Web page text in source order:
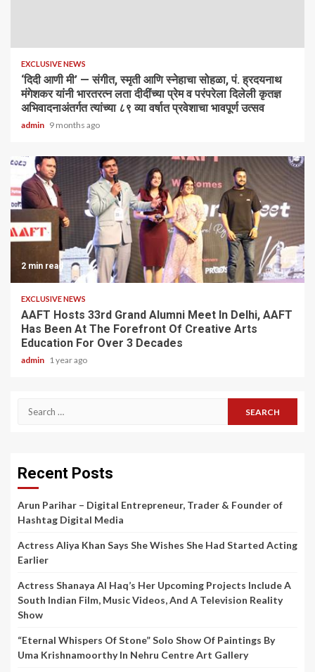
EXCLUSIVE NEWS
‘दिदी आणी मी’ — संगीत, स्मृती आणि स्नेहाचा सोहळा, पं. ह्रदयनाथ
मंगेशकर यांनी भारतरत्न लता दीदींच्या प्रेम व परंपरेला दिलेली कृतज्ञ
अभिवादनाअंतर्गत त्यांच्या ८९ व्या वर्षात प्रवेशाचा भावपूर्ण उत्सव
admin 9 months ago
2 min read
EXCLUSIVE NEWS
AAFT Hosts 33rd Grand Alumni Meet In Delhi, AAFT
Has Been At The Forefront Of Creative Arts
Education For Over 3 Decades
admin 1 year ago
Search
Recent Posts
Arun Parihar – Digital Entrepreneur, Trader & Founder of
Hashtag Digital Media
Actress Aliya Khan Says She Wishes She Had Started Acting
Earlier
Actress Shanaya Al Haq’s Her Upcoming Projects Include A
South Indian Film, Music Videos, And A Television Reality
Show
“Eternal Whispers Of Stone” Solo Show Of Paintings By
Uma Krishnamoorthy In Nehru Centre Art Gallery